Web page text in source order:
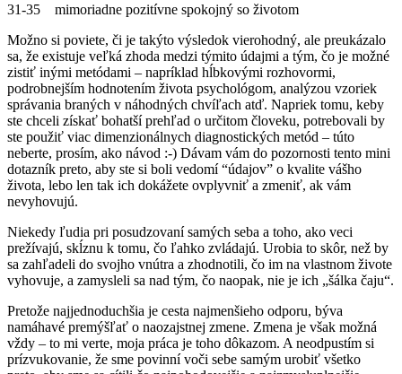
31-35 mimoriadne pozitívne spokojný so životom
Možno si poviete, či je takýto výsledok vierohodný, ale preukázalo
sa, že existuje veľká zhoda medzi týmito údajmi a tým, čo je možné
zistiť inými metódami – napríklad hĺbkovými rozhovormi,
podrobnejším hodnotením života psychológom, analýzou vzoriek
správania braných v náhodných chvíľach atď. Napriek tomu, keby
ste chceli získať bohatší prehľad o určitom človeku, potrebovali by
ste použiť viac dimenzionálnych diagnostických metód – túto
neberte, prosím, ako návod :-) Dávam vám do pozornosti tento mini
dotazník preto, aby ste si boli vedomí “údajov” o kvalite vášho
života, lebo len tak ich dokážete ovplyvniť a zmeniť, ak vám
nevyhovujú.
Niekedy ľudia pri posudzovaní samých seba a toho, ako veci
prežívajú, skĺznu k tomu, čo ľahko zvládajú. Urobia to skôr, než by
sa zahľadeli do svojho vnútra a zhodnotili, čo im na vlastnom živote
vyhovuje, a zamysleli sa nad tým, čo naopak, nie je ich „šálka čaju“.
Pretože najjednoduchšia je cesta najmenšieho odporu, býva
namáhavé premýšľať o naozajstnej zmene. Zmena je však možná
vždy – to mi verte, moja práca je toho dôkazom. A neodpustím si
prízvukovanie, že sme povinní voči sebe samým urobiť všetko